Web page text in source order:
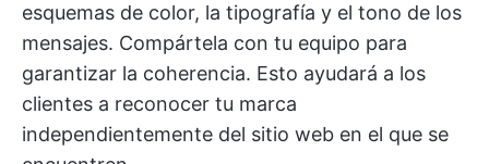
esquemas de color, la tipografía y el tono de los
mensajes. Compártela con tu equipo para
garantizar la coherencia. Esto ayudará a los
clientes a reconocer tu marca
independientemente del sitio web en el que se